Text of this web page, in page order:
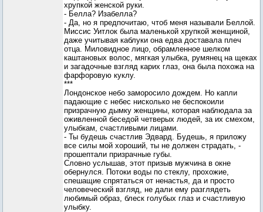
хрупкой женской руки.
- Белла? Изабелла?
- Да, но я предпочитаю, чтоб меня называли Беллой.
Миссис Уитлок была маленькой хрупкой женщиной,
даже учитывая каблуки она едва доставала плеч
отца. Миловидное лицо, обрамленное шелком
каштановых волос, мягкая улыбка, румянец на щеках
и загадочные взгляд карих глаз, она была похожа на
фарфоровую куклу.
***
Лондонское небо заморосило дождем. Но капли
падающие с небес нисколько не беспокоили
призрачную дымку женщины, которая наблюдала за
оживленной беседой четверых людей, за их смехом,
улыбкам, счастливыми лицами.
- Ты будешь счастлив Эдвард. Будешь, я приложу
все силы мой хороший, ты не должен страдать, -
прошептали призрачные губы.
Словно услышав, этот призыв мужчина в окне
обернулся. Потоки воды по стеклу, прохожие,
спешащие спрятаться от ненастья, да и просто
человеческий взгляд, не дали ему разглядеть
любимый образ, блеск голубых глаз и счастливую
улыбку.